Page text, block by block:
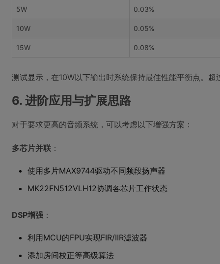
5W 0.03%
10W 0.05%
15W 0.08%
测试显示，在10W以下输出时系统保持最佳性能平衡点。超
6. 进阶应用与扩展思路
对于要求更高的音频系统，可以考虑以下增强方案：
多芯片并联 ：
使用多片MAX9744驱动不同频段扬声器
MK22FN512VLH12协调各芯片工作状态
DSP增强 ：
利用MCU的FPU实现FIR/IIR滤波器
添加房间校正等高级算法